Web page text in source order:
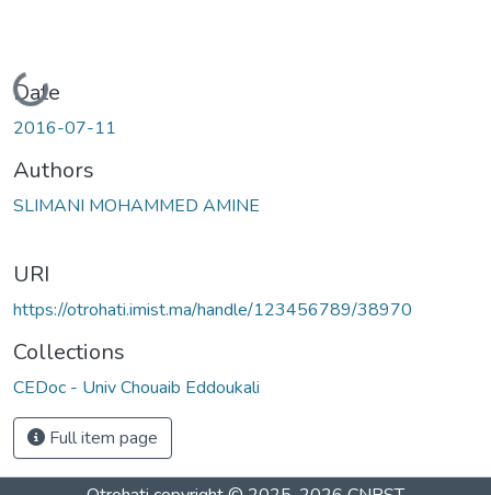
Loading...
Date
2016-07-11
Authors
SLIMANI MOHAMMED AMINE
URI
https://otrohati.imist.ma/handle/123456789/38970
Collections
CEDoc - Univ Chouaib Eddoukali
Full item page